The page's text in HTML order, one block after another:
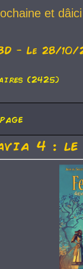
et
- Le 28/10/
(2425)
4 :